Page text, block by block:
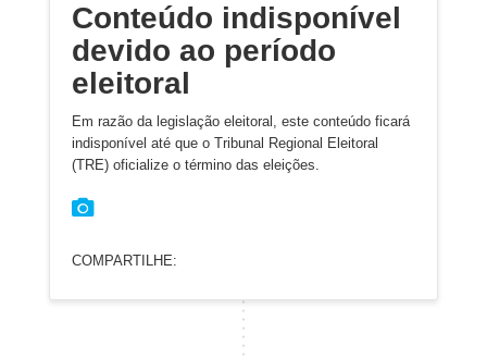
Conteúdo indisponível
devido ao período
eleitoral
Em razão da legislação eleitoral, este conteúdo ficará
indisponível até que o Tribunal Regional Eleitoral
(TRE) oficialize o término das eleições.
COMPARTILHE: